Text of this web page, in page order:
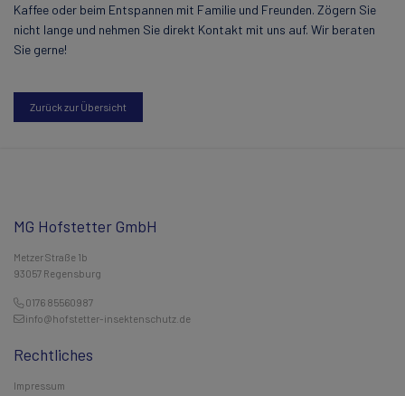
Zurück zur Übersicht
Kaffee oder beim Entspannen mit Familie und Freunden. Zögern Sie
nicht lange und nehmen Sie direkt Kontakt mit uns auf. Wir beraten
Sie gerne!
MG Hofstetter GmbH
Metzer Straße 1b
93057 Regensburg
0176 85560987
info@hofstetter-insektenschutz.de
Rechtliches
Impressum